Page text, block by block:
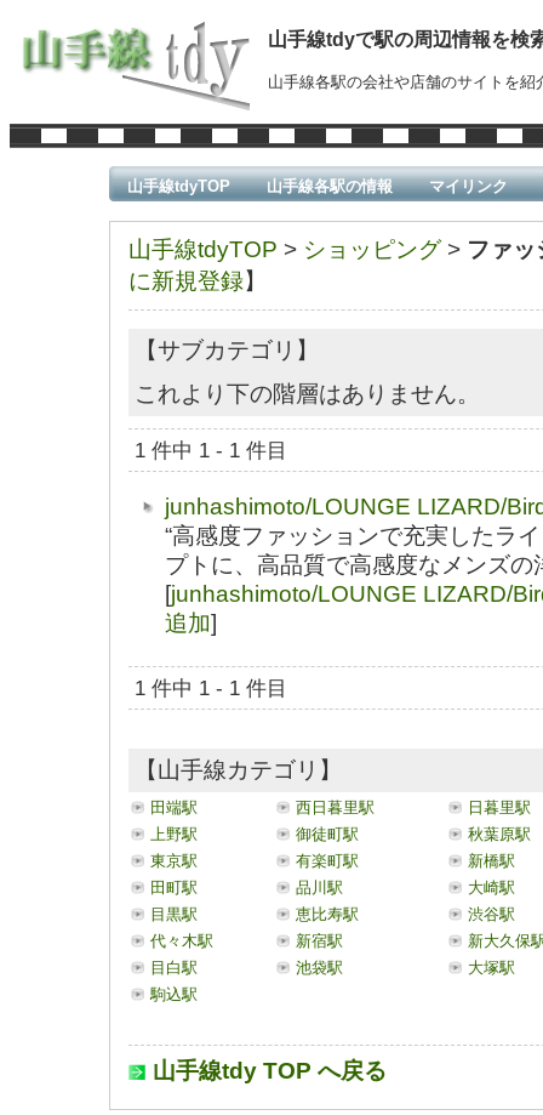
山手線tdyで駅の周辺情報を検
山手線各駅の会社や店舗のサイトを
山手線tdyTOP 山手線各駅の情報 マイリンク
山手線tdyTOP > ショッピング> ファッ
に新規登録】
【サブカテゴリ】
これより下の階層はありません。
1 件中 1 - 1 件目
junhashimoto/LOUNGE LIZARD/
“高感度ファッションで充実したラ
プトに、高品質で高感度なメンズ
[junhashimoto/LOUNGE LIZARD/
追加]
1 件中 1 - 1 件目
【山手線カテゴリ】
田端駅 西日暮里駅
日暮里駅
上野駅
御徒町駅
秋葉原駅
東京駅
有楽町駅
新橋駅
田町駅
品川駅
大崎駅
目黒駅
恵比寿駅
渋谷駅
代々木駅
新宿駅
新大久保
目白駅
池袋駅
大塚駅
駒込駅
山手線tdy TOP へ戻る